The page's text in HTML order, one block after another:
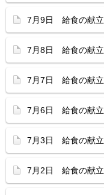
7月9日 給食の献立
7月8日 給食の献立
7月7日 給食の献立
7月6日 給食の献立
7月3日 給食の献立
7月2日 給食の献立